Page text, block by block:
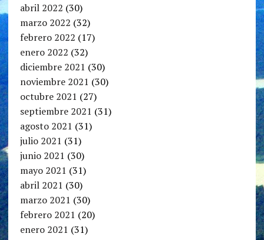
abril 2022 (30)
marzo 2022 (32)
febrero 2022 (17)
enero 2022 (32)
diciembre 2021 (30)
noviembre 2021 (30)
octubre 2021 (27)
septiembre 2021 (31)
agosto 2021 (31)
julio 2021 (31)
junio 2021 (30)
mayo 2021 (31)
abril 2021 (30)
marzo 2021 (30)
febrero 2021 (20)
enero 2021 (31)